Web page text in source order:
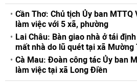
Cần Thơ: Chủ tịch Ủy ban MTTQ
làm việc với 5 xã, phường
Lai Châu: Bàn giao nhà ở tái
mất nhà do lũ quét tại xã Mường
Cà Mau: Đoàn công tác Ủy ban
làm việc tại xã Long Điền